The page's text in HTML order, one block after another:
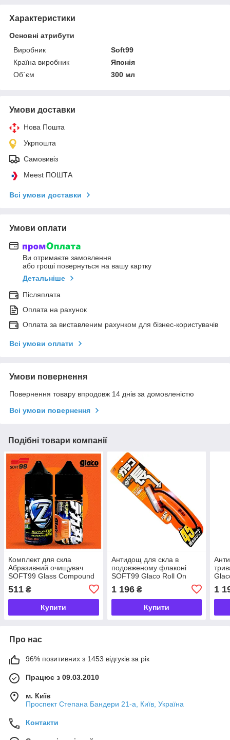
Характеристики
Основні атрибути
Виробник
Soft99
Країна виробник
Японія
Об`єм
300 мл
Умови доставки
Нова Пошта
Укрпошта
Самовивіз
Meest ПОШТА
Всі умови доставки
Умови оплати
Ви отримаєте замовлення
або гроші повернуться на вашу картку
Детальніше
Післяплата
Оплата на рахунок
Оплата за виставленим рахунком для бізнес-користувачів
Всі умови оплати
Умови повернення
Повернення товару впродовж 14 днів за домовленістю
Всі умови повернення
Подібні товари компанії
Комплект для скла
Абразивний очищувач
SOFT99 Glass Compound
Z+ Антидощ GLACO Roll
On Large (30+30 мл)
511 ₴
Купити
Антидощ для скла в
подовженому флаконі
SOFT99 Glaco Roll On
Large Long Type 115 мл
1 196₴
Купити
1
Про нас
96% позитивних з 1453 відгуків за рік
Працює з 09.03.2010
м. Київ
Проспект Степана Бандери 21-а, Київ, Україна
Контакти